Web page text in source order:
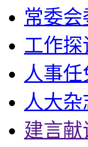
常委会
工作探
人事任
人大杂
建言献